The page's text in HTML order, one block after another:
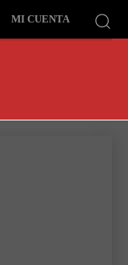
MI CUENTA